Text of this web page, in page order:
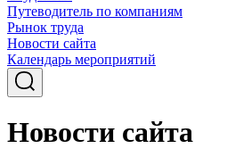
Путеводитель по компаниям
Рынок труда
Новости сайта
Календарь мероприятий
Новости сайта